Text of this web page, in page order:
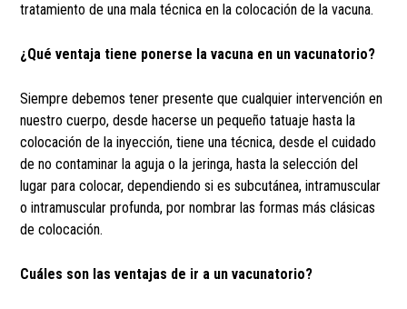
tratamiento de una mala técnica en la colocación de la vacuna.
¿Qué ventaja tiene ponerse la vacuna en un vacunatorio?
Siempre debemos tener presente que cualquier intervención en
nuestro cuerpo, desde hacerse un pequeño tatuaje hasta la
colocación de la inyección, tiene una técnica, desde el cuidado
de no contaminar la aguja o la jeringa, hasta la selección del
lugar para colocar, dependiendo si es subcutánea, intramuscular
o intramuscular profunda, por nombrar las formas más clásicas
de colocación.
Cuáles son las ventajas de ir a un vacunatorio?